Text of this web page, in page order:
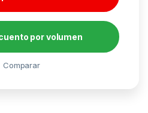
por volumen
Comparar